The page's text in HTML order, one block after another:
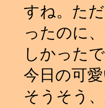
すね。た
ったのに
しかった
今日の可
そうそう